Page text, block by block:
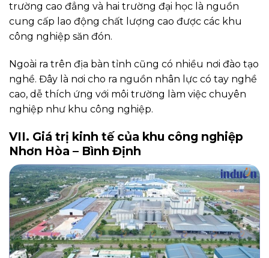
trường cao đẳng và hai trường đại học là nguồn
cung cấp lao động chất lượng cao được các khu
công nghiệp săn đón.
Ngoài ra trên địa bàn tỉnh cũng có nhiều nơi đào tạo
nghề. Đây là nơi cho ra nguồn nhân lực có tay nghề
cao, dễ thích ứng với môi trường làm việc chuyên
nghiệp như khu công nghiệp.
VII. Giá trị kinh tế của khu công nghiệp
Nhơn Hòa – Bình Định